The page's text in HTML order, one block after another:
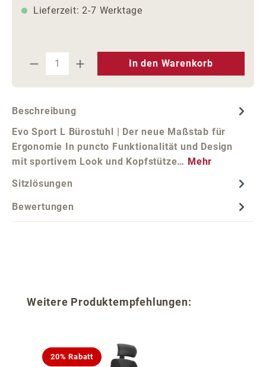
Lieferzeit: 2-7 Werktage
Produkt Anzahl: Gib den
In den Warenkorb
Beschreibung
Evo Sport L Bürostuhl | Der neue Maßstab für
Ergonomie In puncto Funktionalität und Design
mit sportivem Look und Kopfstütze… Mehr
Sitzlösungen
Bewertungen
Produktgalerie überspringen
Weitere Produktempfehlungen:
20% Rabatt